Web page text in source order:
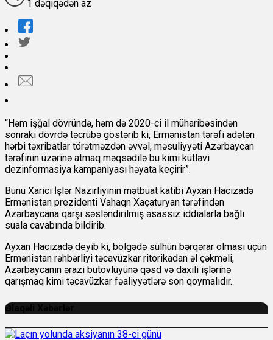
1 dəqiqədən az
“Həm işğal dövründə, həm də 2020-ci il müharibəsindən
sonrakı dövrdə təcrübə göstərib ki, Ermənistan tərəfi adətən
hərbi təxribatlar törətməzdən əvvəl, məsuliyyəti Azərbaycan
tərəfinin üzərinə atmaq məqsədilə bu kimi kütləvi
dezinformasiya kampaniyası həyata keçirir”.
Bunu Xarici İşlər Nazirliyinin mətbuat katibi Ayxan Hacızadə
Ermənistan prezidenti Vahaqn Xaçaturyan tərəfindən
Azərbaycana qarşı səsləndirilmiş əsassız iddialarla bağlı
suala cavabında bildirib.
Ayxan Hacızadə deyib ki, bölgədə sülhün bərqərar olması üçün
Ermənistan rəhbərliyi təcavüzkar ritorikadan əl çəkməli,
Azərbaycanın ərazi bütövlüyünə qəsd və daxili işlərinə
qarışmaq kimi təcavüzkar fəaliyyətlərə son qoymalıdır.
Əlaqəli Xəbərlər